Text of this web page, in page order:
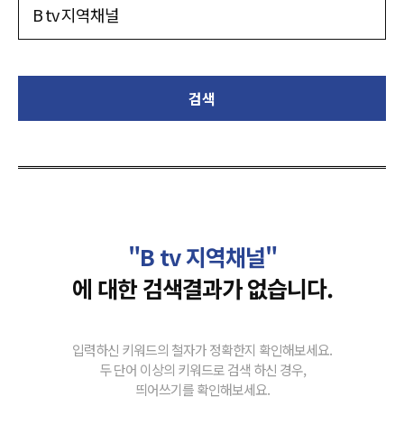
검색
"B tv 지역채널"
에 대한 검색결과가 없습니다.
입력하신 키워드의 철자가 정확한지 확인해보세요.
두 단어 이상의 키워드로 검색 하신 경우,
띄어쓰기를 확인해보세요.